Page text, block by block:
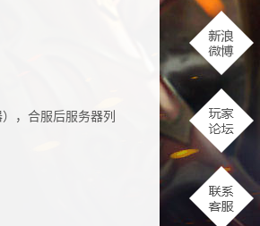
，合服后服务器列